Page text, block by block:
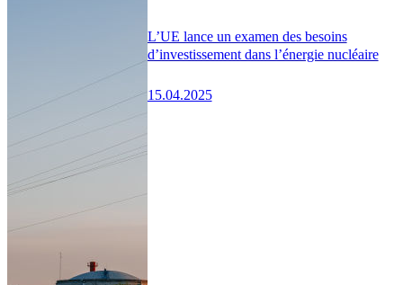
L’UE lance un examen des besoins
d’investissement dans l’énergie nucléaire
15.04.2025